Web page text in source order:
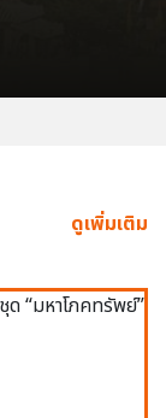
ดูเพิ่มเติม